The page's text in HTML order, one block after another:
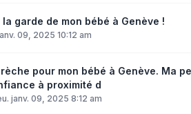
garde de mon bébé à Genève !
09, 2025 10:12 am
pour mon bébé à Genève. Ma
à proximité d
janv. 09, 2025 8:12 am